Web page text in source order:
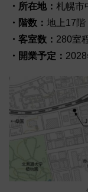
・所在地： 札幌市
・階数： 地上17階
・客室数： 280室
・開業予定：